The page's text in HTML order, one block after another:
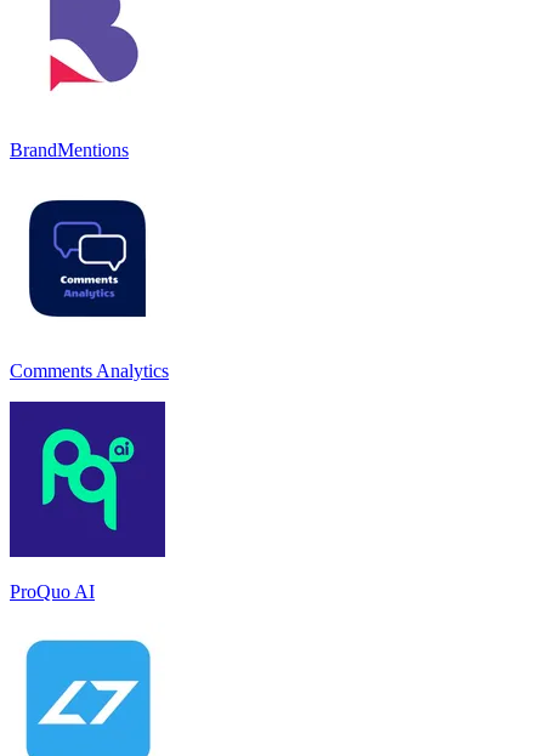
BrandMentions
Comments Analytics
ProQuo AI